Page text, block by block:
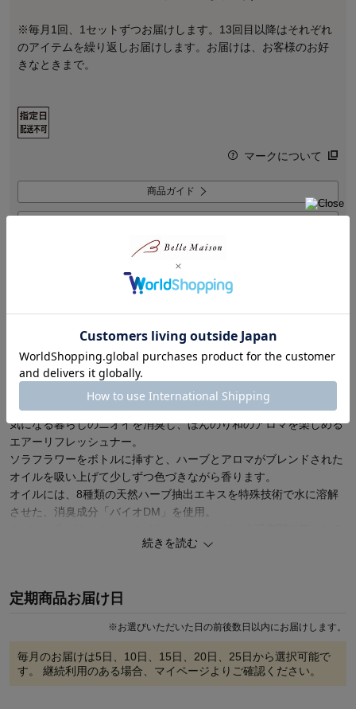
※毎月1回、1セットずつお届けします。13回目以降はそれぞれ
のアイテムを繰り返しお届けします。お届けは、お客様のお好
きなときまで。
マークについて
商品ガイド
天然ハーブで消臭！色づきながらふわり和の香り
【初回のみ10%OFF】1,356円（税込）（通常価格：1,508円（税
込））
気になる暮らしのニオイを消臭し、ほんのり和のアロマを楽しめる
エアーリフレッシュナー。
ソラフラワーをボトルに挿すと、ハーブとアロマがブレンドされた
オイルを吸い上げて少しずつ色づきながら香ります。
オイルには、8種類の天然ハーブ抽出エキスを特殊技術で水に溶解
させた、消臭成分「バイオDM」を使用。
ニオイの消臭に優れた効果を発揮します。
マメ科の植物・ソラの茎実から手作りしたソラフラワーは、和の花
ボトルの底面にも日本の四季を彩る絵柄をデザインし、見る角度に
よってボトルに映ってキレイです。
続きを読む
定期商品お届け日
※ お選びいただいた日の前後数日以内にお届けします。
毎月のお届けは5日、10日、15日、20日、25日から選択可能で
す。 継続利用のある場合、マイページよりご確認ください。